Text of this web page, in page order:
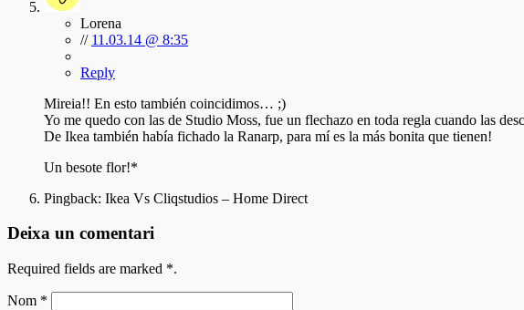
Lorena
// 11.03.14 @ 8:35
Reply
Mireia!! En esto también coincidimos… ;)
Yo me quedo con las de Studio Moss, fue un flechazo en toda regla cuando las
De Ikea también había fichado la Ranarp, para mí es la más bonita que tienen!
Un besote flor!*
Pingback: Ikea Vs Cliqstudios – Home Direct
Deixa un comentari
Required fields are marked *.
Nom *